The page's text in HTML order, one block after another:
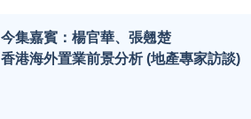
今集嘉賓：楊官華、張翹楚
香港海外置業前景分析 (地產專家訪談)